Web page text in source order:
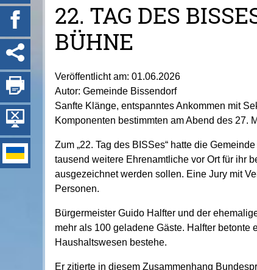
22. TAG DES
BÜHNE
Veröffentlicht am: 01.06.2026
Autor: Gemeinde Bissendorf
Sanfte Klänge, entspanntes Ankommen mit
Komponenten bestimmten am Abend des 27.
Zum „22. Tag des BISSes“ hatte die
tausend weitere Ehrenamtliche vor Ort für ihr
ausgezeichnet werden sollen. Eine Jury mit
Personen.
Bürgermeister Guido Halfter und der
mehr als 100 geladene Gäste. Halfter
Haushaltswesen bestehe.
Er zitierte in diesem Zusammenhang